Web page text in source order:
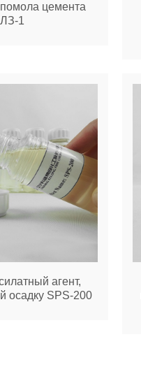
цемента
1
агент,
осадку SPS-200